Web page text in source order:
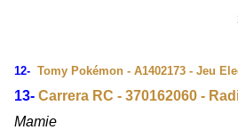
12- Tomy Pokémon - A1402173 - Jeu
13- Carrera RC - 370162060 -
Mamie